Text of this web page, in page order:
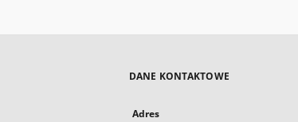
DANE KONTAKTOWE
Adres